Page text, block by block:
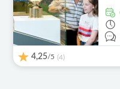
4,25/5 (4)